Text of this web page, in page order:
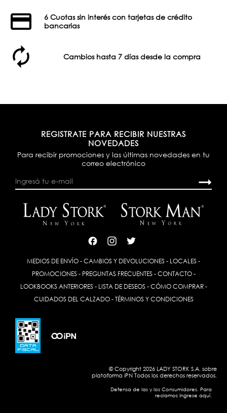
6 Cuotas sin interés con tarjetas de crédito
bancarias
Cambios hasta 7 días desde la compra
REGISTRATE PARA RECIBIR NUESTRAS
NOVEDADES
Para recibir promociones y las últimas novedades en tu
correo electrónico
MEDIOS DE ENVÍO - CAMBIOS Y DEVOLUCIONES - LOCALES -
PROMOCIONES- PREGUNTAS FRECUENTES- CONTACTO-
LOOKBOOKS ANTERIORES- LISTA DE DESEOS- CÓMO COMPRAR-
CUIDADOS DEL CALZADO- TÉRMINOS Y CONDICIONES
© Copyright 2026 LADY STORK S.A. sobre
plataforma iPN Todos los derechos reservados.
Defensa de las y los Consumidores. Para
reclamos Ingrese aquí.